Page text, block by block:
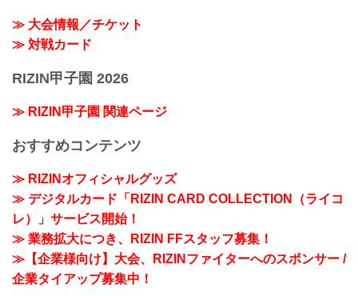
≫ 大会情報／チケット
≫ 対戦カード
RIZIN甲子園 2026
≫ RIZIN甲子園 関連ページ
おすすめコンテンツ
≫ RIZINオフィシャルグッズ
≫ デジタルカード「RIZIN CARD COLLECTION（ライコ
レ）」サービス開始！
≫ 業務拡大につき、RIZIN FFスタッフ募集！
≫【企業様向け】大会、RIZINファイターへのスポンサー /
企業タイアップ募集中！